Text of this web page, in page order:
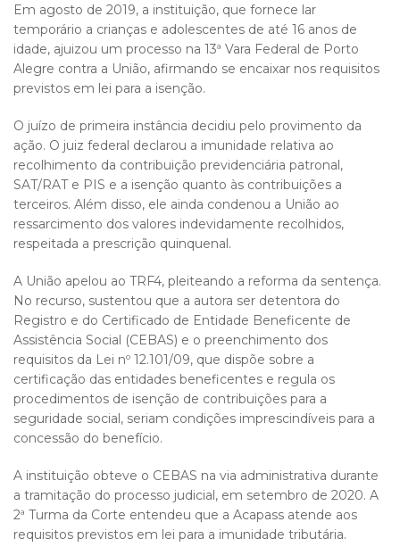
Em agosto de 2019, a instituição, que fornece lar
temporário a crianças e adolescentes de até 16 anos de
idade, ajuizou um processo na 13ª Vara Federal de Porto
Alegre contra a União, afirmando se encaixar nos requisitos
previstos em lei para a isenção.
O juízo de primeira instância decidiu pelo provimento da
ação. O juiz federal declarou a imunidade relativa ao
recolhimento da contribuição previdenciária patronal,
SAT/RAT e PIS e a isenção quanto às contribuições a
terceiros. Além disso, ele ainda condenou a União ao
ressarcimento dos valores indevidamente recolhidos,
respeitada a prescrição quinquenal.
A União apelou ao TRF4, pleiteando a reforma da sentença.
No recurso, sustentou que a autora ser detentora do
Registro e do Certificado de Entidade Beneficente de
Assistência Social (CEBAS) e o preenchimento dos
requisitos da Lei nº 12.101/09, que dispõe sobre a
certificação das entidades beneficentes e regula os
procedimentos de isenção de contribuições para a
seguridade social, seriam condições imprescindíveis para a
concessão do benefício.
A instituição obteve o CEBAS na via administrativa durante
a tramitação do processo judicial, em setembro de 2020. A
2ª Turma da Corte entendeu que a Acapass atende aos
requisitos previstos em lei para a imunidade tributária.